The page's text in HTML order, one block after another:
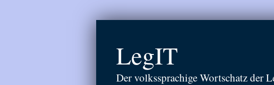
LegIT
Der volkssprachige Wortschatz der